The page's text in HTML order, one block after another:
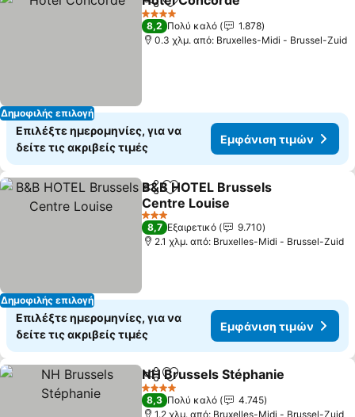
Δημοφιλής επιλογή
Κοινοποίηση
Προσθήκη στα αγαπημένα
4 Αστέρια
8,2 Πολύ καλό
1.878
0.3 χλμ. από: Bruxelles-Midi - Brussel-Zuid
Επιλέξτε ημερομηνίες, για να
δείτε τις ακριβείς τιμές
Εμφάνιση τιμών
Δημοφιλής επιλογή
Κοινοποίηση
Προσθήκη στα αγαπημένα
B&B HOTEL Brussels
Centre Louise
3 Αστέρια
8,7 Εξαιρετικό
9.710
2.1 χλμ. από: Bruxelles-Midi - Brussel-Zuid
Επιλέξτε ημερομηνίες, για να
δείτε τις ακριβείς τιμές
Εμφάνιση τιμών
Κοινοποίηση
Προσθήκη στα αγαπημένα
NH Brussels Stéphanie
4 Αστέρια
8,3 Πολύ καλό
4.745
1.2 χλμ. από: Bruxelles-Midi - Brussel-Zuid